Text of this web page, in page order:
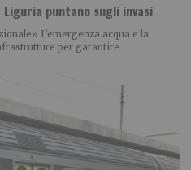
puntano sugli invasi
L’emergenza acqua e la
per garantire